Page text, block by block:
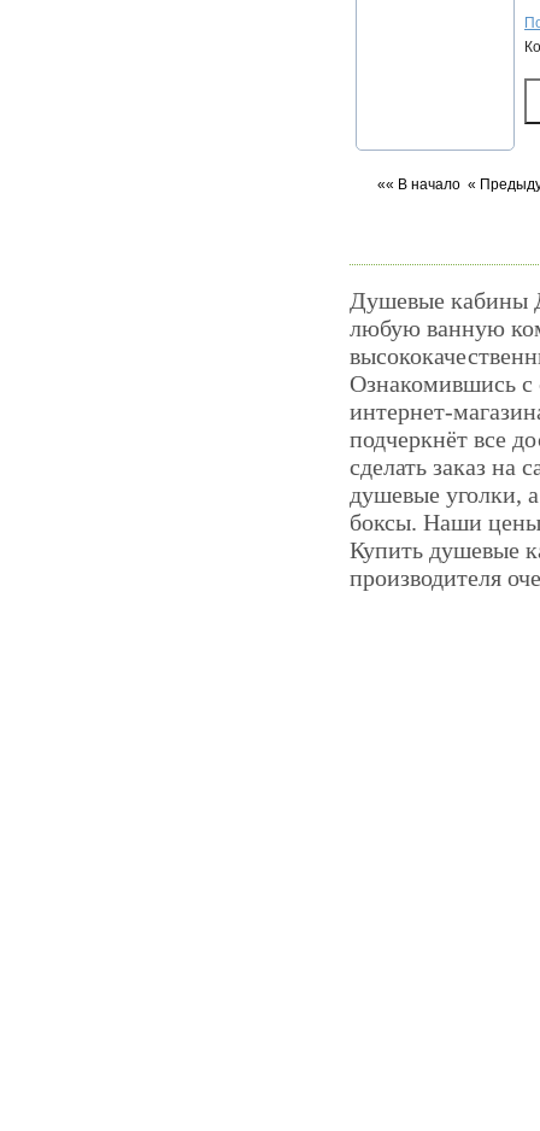
«« В начало «
Душевые кабины
любую ванную
Ознакомившись с
интернет-
подчеркнёт все
сделать заказ на
душевые уголки,
боксы. Наши цены
Купить душевые
производителя